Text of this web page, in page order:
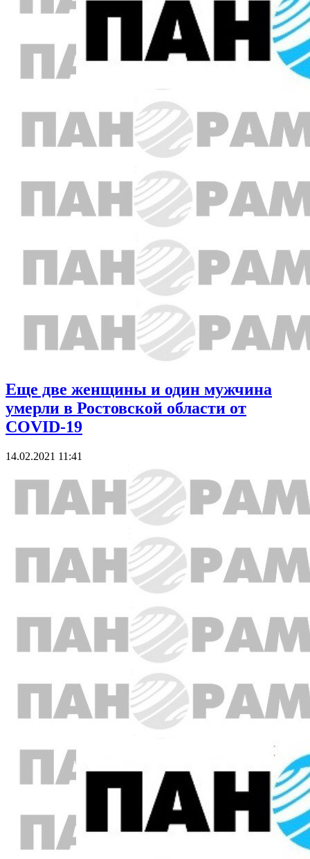
Еще две женщины и один мужчина
умерли в Ростовской области от
COVID-19
14.02.2021 11:41